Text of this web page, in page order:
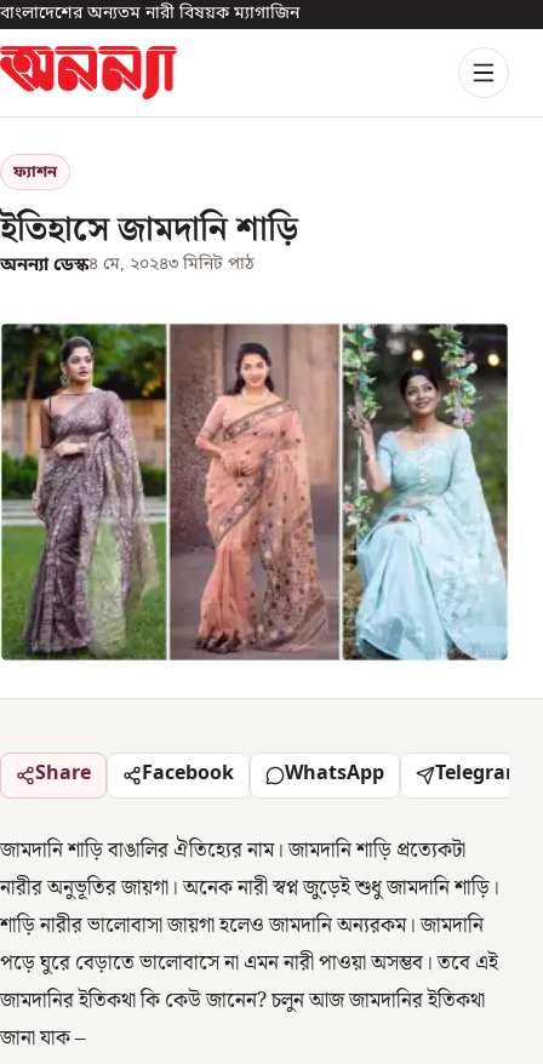
বাংলাদেশের অন্যতম নারী বিষয়ক ম্যাগাজিন
ফ্যাশন
ইতিহাসে জামদানি শাড়ি
অনন্যা ডেস্ক৪ মে, ২০২৪৩ মিনিট পাঠ
Share Facebook WhatsApp Telegram
জামদানি শাড়ি বাঙালির ঐতিহ্যের নাম। জামদানি শাড়ি প্রত্যেকটা
নারীর অনুভূতির জায়গা। অনেক নারী স্বপ্ন জুড়েই শুধু জামদানি শাড়ি।
শাড়ি নারীর ভালোবাসা জায়গা হলেও জামদানি অন্যরকম। জামদানি
পড়ে ঘুরে বেড়াতে ভালোবাসে না এমন নারী পাওয়া অসম্ভব। তবে এই
জামদানির ইতিকথা কি কেউ জানেন? চলুন আজ জামদানির ইতিকথা
জানা যাক –